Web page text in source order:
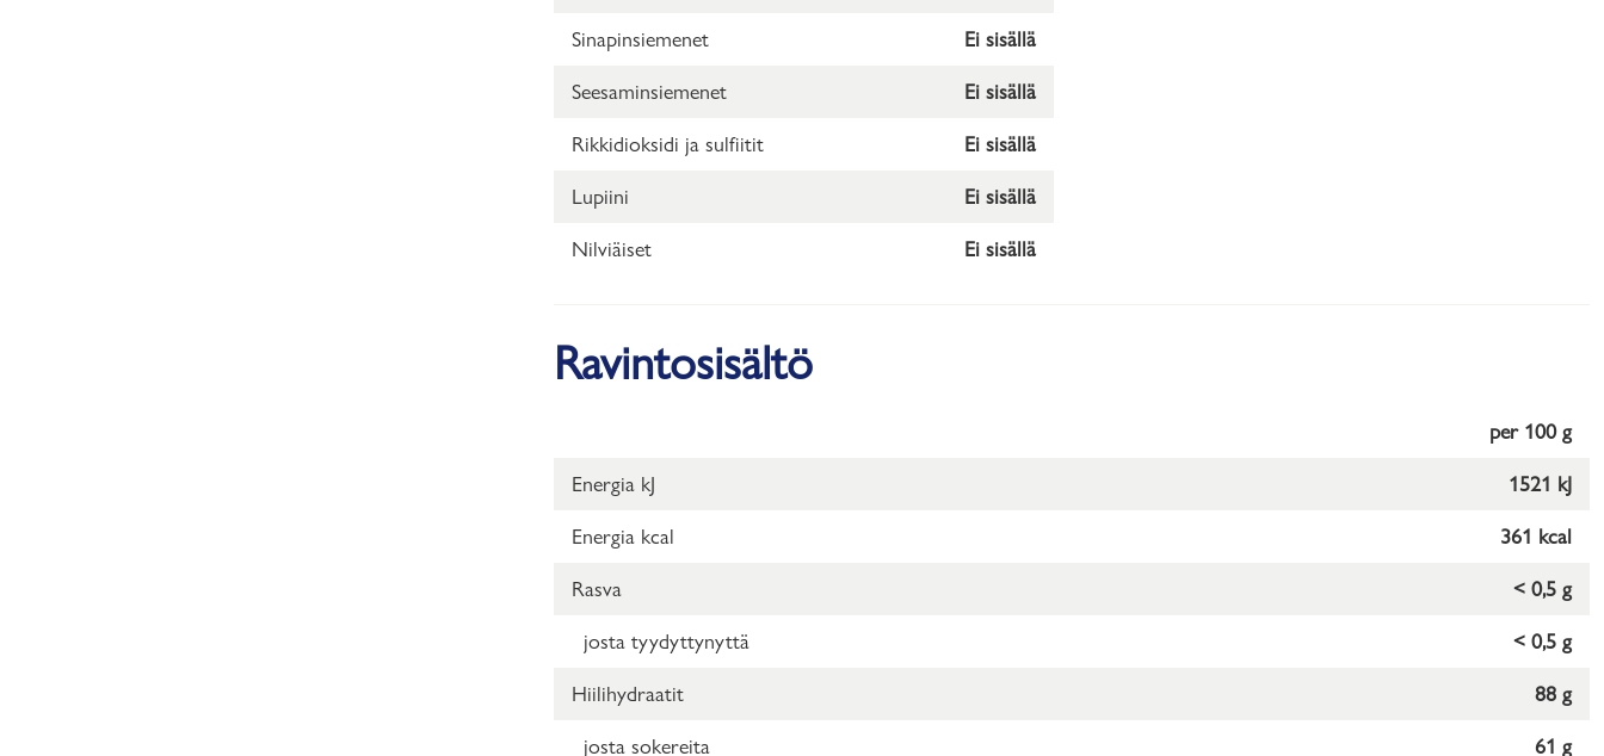
Sinapinsiemenet Ei sisällä
Seesaminsiemenet Ei sisällä
Rikkidioksidi ja sulfiitit Ei sisällä
Lupiini Ei sisällä
Nilviäiset Ei sisällä
Ravintosisältö
per 100 g
Energia kJ 1521 kJ
Energia kcal 361 kcal
Rasva < 0,5 g
josta tyydyttynyttä < 0,5 g
Hiilihydraatit 88 g
josta sokereita 61 g